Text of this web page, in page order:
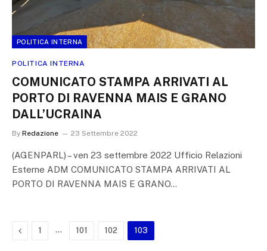
POLITICA INTERNA
POLITICA INTERNA
COMUNICATO STAMPA ARRIVATI AL
PORTO DI RAVENNA MAIS E GRANO
DALL’UCRAINA
By Redazione 23 Settembre 2022
(AGENPARL) – ven 23 settembre 2022 Ufficio Relazioni
Esterne ADM COMUNICATO STAMPA ARRIVATI AL
PORTO DI RAVENNA MAIS E GRANO…
Previous
1 … 101 102 103